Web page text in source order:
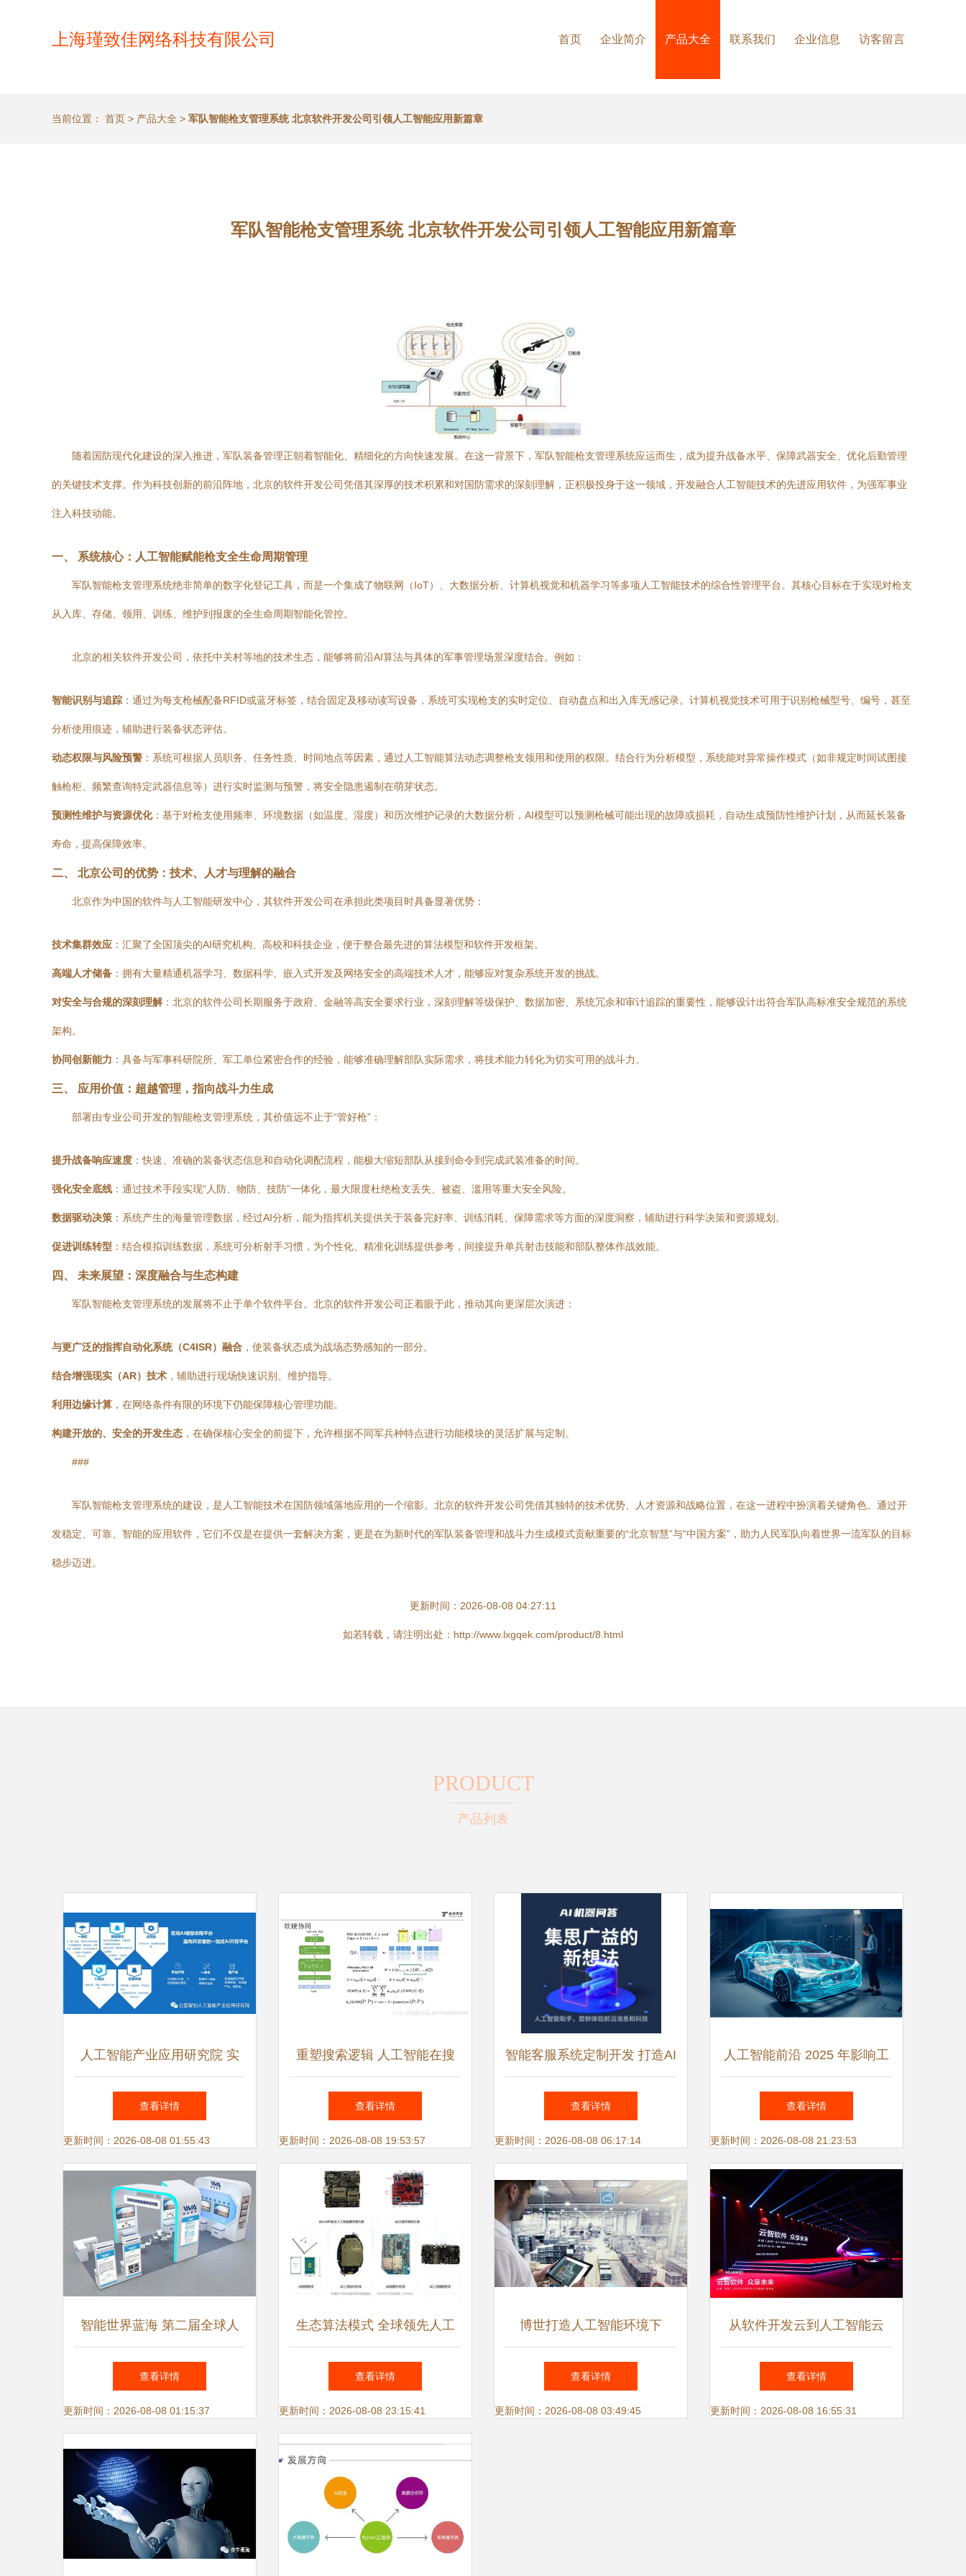
上海瑾致佳网络科技有限公司 首页 企业简介 产品大全 联系我们 企业信息 访客留言
当前位置： 首页 > 产品大全 > 军队智能枪支管理系统 北京软件开发公司引领人工智能应用新篇章
军队智能枪支管理系统 北京软件开发公司引领人工智能应用新篇章
随着国防现代化建设的深入推进，军队装备管理正朝着智能化、精细化的方向快速发展。在这一背景下，军队智能枪支管理系统应运而生，成为提升战备水平、保障武器安全、优化后勤管理
的关键技术支撑。作为科技创新的前沿阵地，北京的软件开发公司凭借其深厚的技术积累和对国防需求的深刻理解，正积极投身于这一领域，开发融合人工智能技术的先进应用软件，为强军事业
注入科技动能。
一、 系统核心：人工智能赋能枪支全生命周期管理
军队智能枪支管理系统绝非简单的数字化登记工具，而是一个集成了物联网（IoT）、大数据分析、计算机视觉和机器学习等多项人工智能技术的综合性管理平台。其核心目标在于实现对枪支
从入库、存储、领用、训练、维护到报废的全生命周期智能化管控。
北京的相关软件开发公司，依托中关村等地的技术生态，能够将前沿AI算法与具体的军事管理场景深度结合。例如：
智能识别与追踪 ：通过为每支枪械配备RFID或蓝牙标签，结合固定及移动读写设备，系统可实现枪支的实时定位、自动盘点和出入库无感记录。计算机视觉技术可用于识别枪械型号、编号，甚至
分析使用痕迹，辅助进行装备状态评估。
动态权限与风险预警 ：系统可根据人员职务、任务性质、时间地点等因素，通过人工智能算法动态调整枪支领用和使用的权限。结合行为分析模型，系统能对异常操作模式（如非规定时间试图接
触枪柜、频繁查询特定武器信息等）进行实时监测与预警，将安全隐患遏制在萌芽状态。
预测性维护与资源优化：基于对枪支使用频率、环境数据（如温度、湿度）和历次维护记录的大数据分析，AI模型可以预测枪械可能出现的故障或损耗，自动生成预防性维护计划，从而延长装备
寿命，提高保障效率。
二、 北京公司的优势：技术、人才与理解的融合
北京作为中国的软件与人工智能研发中心，其软件开发公司在承担此类项目时具备显著优势：
技术集群效应 ：汇聚了全国顶尖的AI研究机构、高校和科技企业，便于整合最先进的算法模型和软件开发框架。
高端人才储备 ：拥有大量精通机器学习、数据科学、嵌入式开发及网络安全的高端技术人才，能够应对复杂系统开发的挑战。
对安全与合规的深刻理解：北京的软件公司长期服务于政府、金融等高安全要求行业，深刻理解等级保护、数据加密、系统冗余和审计追踪的重要性，能够设计出符合军队高标准安全规范的系统
架构。
协同创新能力 ：具备与军事科研院所、军工单位紧密合作的经验，能够准确理解部队实际需求，将技术能力转化为切实可用的战斗力。
三、 应用价值：超越管理，指向战斗力生成
部署由专业公司开发的智能枪支管理系统，其价值远不止于“管好枪”：
提升战备响应速度 ：快速、准确的装备状态信息和自动化调配流程，能极大缩短部队从接到命令到完成武装准备的时间。
强化安全底线 ：通过技术手段实现“人防、物防、技防”一体化，最大限度杜绝枪支丢失、被盗、滥用等重大安全风险。
数据驱动决策 ：系统产生的海量管理数据，经过AI分析，能为指挥机关提供关于装备完好率、训练消耗、保障需求等方面的深度洞察，辅助进行科学决策和资源规划。
促进训练转型 ：结合模拟训练数据，系统可分析射手习惯，为个性化、精准化训练提供参考，间接提升单兵射击技能和部队整体作战效能。
四、 未来展望：深度融合与生态构建
军队智能枪支管理系统的发展将不止于单个软件平台。北京的软件开发公司正着眼于此，推动其向更深层次演进：
与更广泛的指挥自动化系统（C4ISR）融合 ，使装备状态成为战场态势感知的一部分。
结合增强现实（AR）技术 ，辅助进行现场快速识别、维护指导。
利用边缘计算 ，在网络条件有限的环境下仍能保障核心管理功能。
构建开放的、安全的开发生态 ，在确保核心安全的前提下，允许根据不同军兵种特点进行功能模块的灵活扩展与定制。
###
军队智能枪支管理系统的建设，是人工智能技术在国防领域落地应用的一个缩影。北京的软件开发公司凭借其独特的技术优势、人才资源和战略位置，在这一进程中扮演着关键角色。通过开
发稳定、可靠、智能的应用软件，它们不仅是在提供一套解决方案，更是在为新时代的军队装备管理和战斗力生成模式贡献重要的“北京智慧”与“中国方案”，助力人民军队向着世界一流军队的目标
稳步迈进。
更新时间：2026-08-08 04:27:11
如若转载，请注明出处：http://www.lxgqek.com/product/8.html
PRODUCT
产品列表
人工智能产业应用研究院 实
验室成果与应用软件开发的前
沿探索
查看详情
更新时间：2026-08-08 01:55:43
重塑搜索逻辑 人工智能在搜
索中的深度应用与软件开发实
践
查看详情
更新时间：2026-08-08 19:53:57
智能客服系统定制开发 打造AI
机器人客服小程序，实现淘宝
客服全对接的一站式解决方案
查看详情
更新时间：2026-08-08 06:17:14
人工智能前沿 2025 年影响工
程的顶级趋势与人工智能应用
软件开发
查看详情
更新时间：2026-08-08 21:23:53
智能世界蓝海 第二届全球人
工智能产品应用博览会展望人
工智能应用软件开发
查看详情
更新时间：2026-08-08 01:15:37
生态算法模式 全球领先人工
智能应用软件开发的核心驱动
力与实践路径
查看详情
更新时间：2026-08-08 23:15:41
博世打造人工智能环境下
的“未来工厂” 人工智能应用软
件开发实践
查看详情
更新时间：2026-08-08 03:49:45
从软件开发云到人工智能云
数字中国底座又添新支撑
查看详情
更新时间：2026-08-08 16:55:31